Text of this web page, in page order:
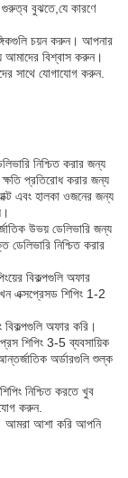
গুরুত্ব বুঝতে,যে কারণে
চয়ন করুন। আপনার
আমাদের বিশ্বাস করুন।
সাথে যোগাযোগ করুন.
নিশ্চিত করার জন্য
প্রতিরোধ করার জন্য
এবং হালকা ওজনের জন্য
উভয় ডেলিভারি জন্য
নিশ্চিত করার
বিকল্পগুলি অফার
এক্সপ্রেসড শিপিং 1-2
বিকল্পগুলি অফার করি।
শিপিং 3-5 ব্যবসায়িক
অর্ডারগুলি শুল্ক
নিশ্চিত করতে খুব
করুন.
আমরা আশা করি আপনি